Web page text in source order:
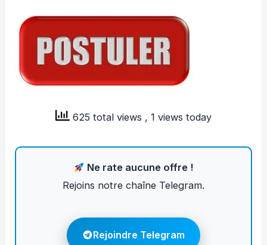
625 total views , 1 views today
Ne rate aucune offre !
Rejoins notre chaîne Telegram.
Rejoindre Telegram